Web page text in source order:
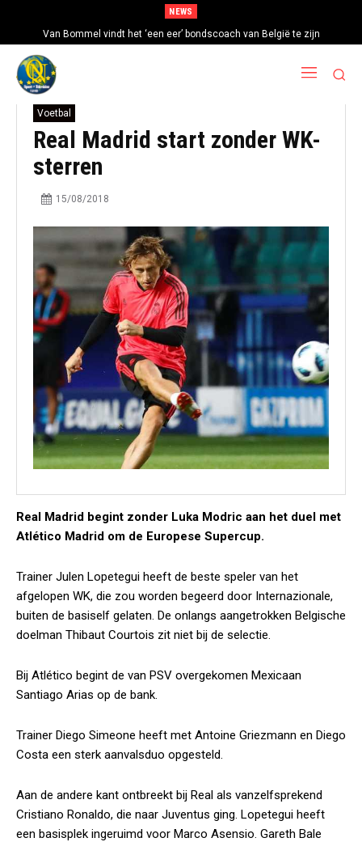
NEWS
Van Bommel vindt het ‘een eer’ bondscoach van België te zijn
Voetbal
Real Madrid start zonder WK-
sterren
15/08/2018
Real Madrid begint zonder Luka Modric aan het duel met
Atlético Madrid om de Europese Supercup.
Trainer Julen Lopetegui heeft de beste speler van het
afgelopen WK, die zou worden begeerd door Internazionale,
buiten de basiself gelaten. De onlangs aangetrokken Belgische
doelman Thibaut Courtois zit niet bij de selectie.
Bij Atlético begint de van PSV overgekomen Mexicaan
Santiago Arias op de bank.
Trainer Diego Simeone heeft met Antoine Griezmann en Diego
Costa een sterk aanvalsduo opgesteld.
Aan de andere kant ontbreekt bij Real als vanzelfsprekend
Cristiano Ronaldo, die naar Juventus ging. Lopetegui heeft
een basisplek ingeruimd voor Marco Asensio. Gareth Bale